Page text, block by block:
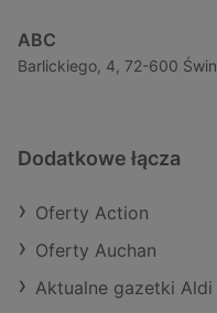
ABC
Barlickiego, 4, 72-600
Dodatkowe łącza
Oferty Action
Oferty Auchan
Aktualne gazetki Aldi